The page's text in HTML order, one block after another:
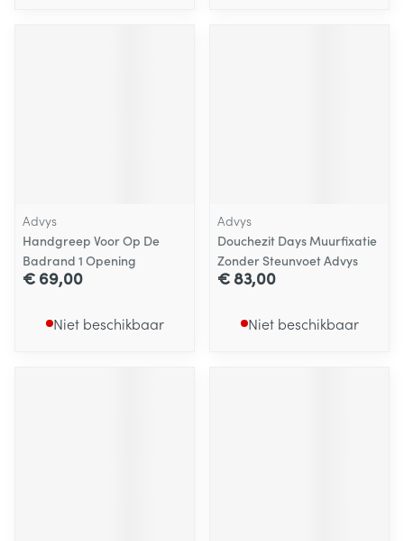
Advys
Handgreep Voor Op De
Badrand 1 Opening
€ 69,00
Niet beschikbaar
Advys
Douchezit Days Muurfixatie
Zonder Steunvoet Advys
€ 83,00
Niet beschikbaar